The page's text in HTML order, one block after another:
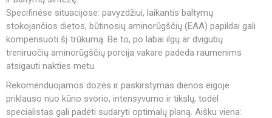
Specifinėse situacijose: pavyzdžiui, laikantis baltymų
stokojančios dietos, būtinosių aminorūgščių (EAA) papildai gali
kompensuoti šį trūkumą. Be to, po labai ilgų ar dvigubų
treniruočių aminorūgščių porcija vakare padeda raumenims
atsigauti nakties metu.
Rekomenduojamos dozės ir paskirstymas dienos eigoje
priklauso nuo kūno svorio, intensyvumo ir tikslų, todėl
specialistas gali padėti sudaryti optimalų planą. Aišku viena: